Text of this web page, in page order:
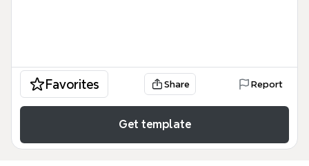
Favorites Share Report
Get template